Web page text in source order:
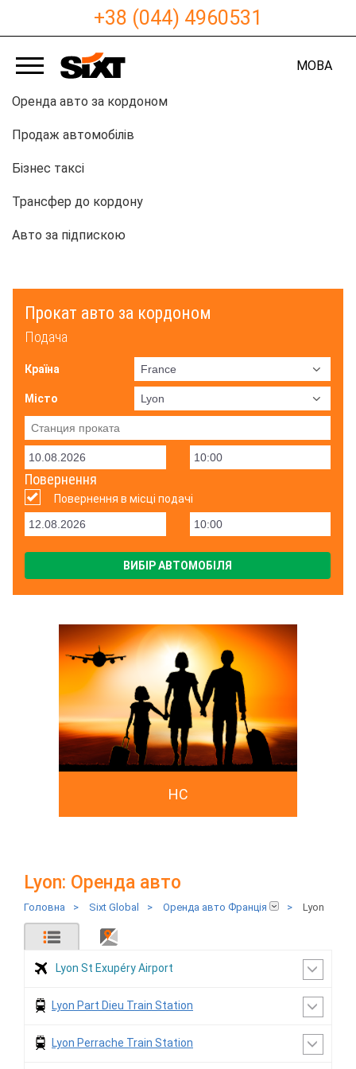
+38 (044) 4960531
МОВА
Оренда авто за кордоном
Продаж автомобілів
Бізнес таксі
Трансфер до кордону
Авто за підпискою
Прокат авто за кордоном
Подача
Країна
Місто
Повернення
Повернення в місці подачі
ВИБІР АВТОМОБІЛЯ
HC
Lyon: Оренда авто
Головна > Sixt Global > Оренда авто Франція > Lyon
Lyon St Exupéry Airport
Lyon Part Dieu Train Station
Lyon Perrache Train Station